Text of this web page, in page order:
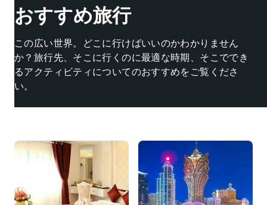
おすすめ旅行
この広い世界。どこに行けばいいのかわかりません
か？旅行先、そこに行くのに最適な時期、そこででき
るアクティビティについてのおすすめをご覧くださ
い。